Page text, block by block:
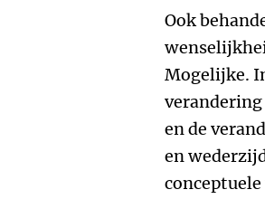
Ook
Mogelijke.
en de
en